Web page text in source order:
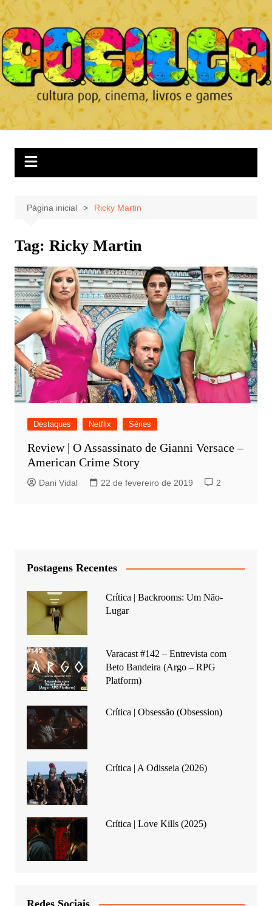
Ir
para
o
conteúdo
Página inicial Ricky Martin
Tag: Ricky Martin
Destaques Netflix Séries
Review | O Assassinato de Gianni Versace –
American Crime Story
Dani Vidal 22 de fevereiro de 2019 2
Postagens Recentes
Crítica | Backrooms: Um Não-
Lugar
Varacast #142 – Entrevista com
Beto Bandeira (Argo – RPG
Platform)
Crítica | Obsessão (Obsession)
Crítica | A Odisseia (2026)
Crítica | Love Kills (2025)